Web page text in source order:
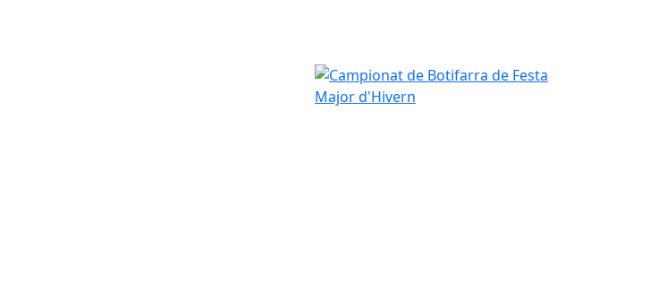
Campionat de Botifarra de Festa Major d'Hivern